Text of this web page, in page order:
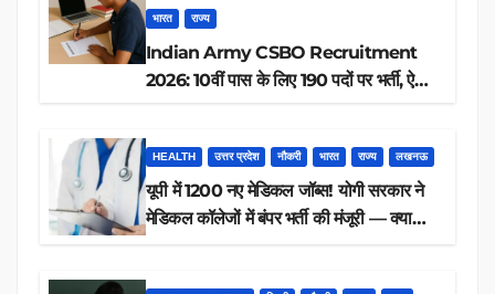
भारत राज्य
Indian Army CSBO Recruitment
2026: 10वीं पास के लिए 190 पदों पर भर्ती, ऐसे
HEALTH उत्तर प्रदेश नौकरी भारत राज्य लखनऊ
यूपी में 1200 नए मेडिकल जॉब्स! योगी सरकार ने
मेडिकल कॉलेजों में बंपर भर्ती की मंजूरी — क्या